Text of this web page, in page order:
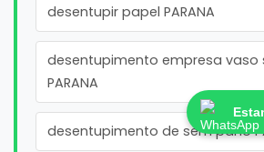
desentupir papel PARANA
desentupimento empresa vaso
PARANA
desentupimento de sem pano